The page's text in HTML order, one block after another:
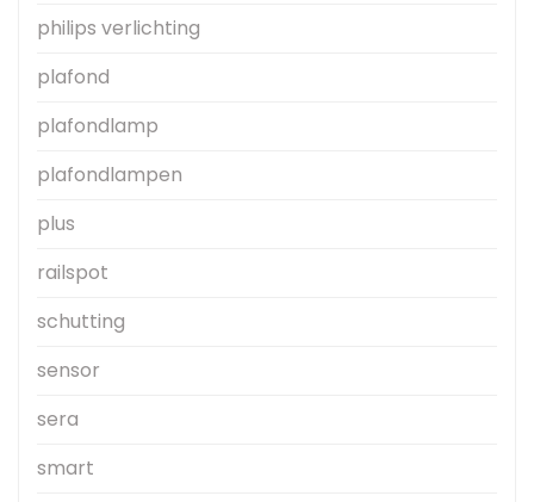
philips verlichting
plafond
plafondlamp
plafondlampen
plus
railspot
schutting
sensor
sera
smart